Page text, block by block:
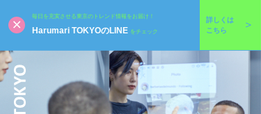
毎日を充実させる東京のトレンド情報をお届け！
Harumari TOKYOのLINE をチェック
詳しくは
こちら